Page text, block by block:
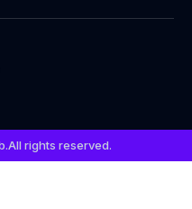
All rights reserved.